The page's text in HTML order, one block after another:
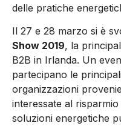
delle pratiche
Il 27 e 28 marzo si è
Show 2019, la
B2B in Irlanda. Un
partecipano le
organizzazioni
interessate al
soluzioni energetiche